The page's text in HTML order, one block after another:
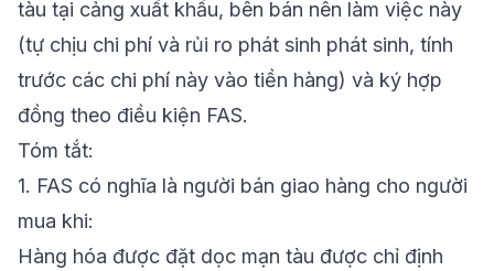
tàu tại cảng xuất khẩu, bên bán nên làm việc này
(tự chịu chi phí và rủi ro phát sinh phát sinh, tính
trước các chi phí này vào tiền hàng) và ký hợp
đồng theo điều kiện FAS.
Tóm tắt:
1. FAS có nghĩa là người bán giao hàng cho người
mua khi:
Hàng hóa được đặt dọc mạn tàu được chỉ định